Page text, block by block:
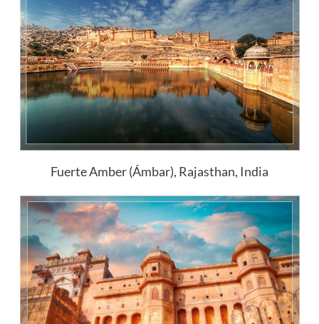
Fuerte Amber (Ámbar), Rajasthan, India